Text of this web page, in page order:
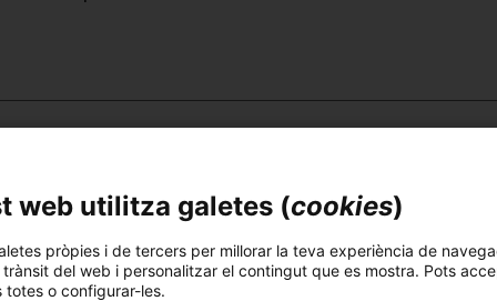
BCN
i Núria Nia
web utilitza galetes (cookies)
pròpies i de tercers per millorar la teva experiència de
del web i personalitzar el contingut que es mostra. Pots
totes o configurar-les.